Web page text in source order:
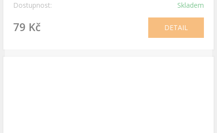
Dostupnost: Skladem
79 Kč DETAIL